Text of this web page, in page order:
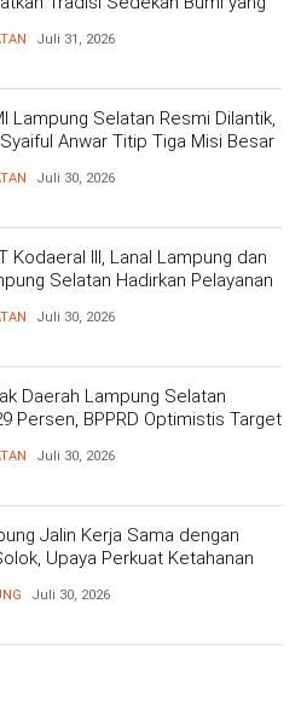
Juli 31, 2026
Lampung Selatan Resmi Dilantik,
Anwar Titip Tiga Misi Besar
Juli 30, 2026
Kodaeral III, Lanal Lampung dan
Selatan Hadirkan Pelayanan
Juli 30, 2026
Daerah Lampung Selatan
Persen, BPPRD Optimistis Target
Juli 30, 2026
Jalin Kerja Sama dengan
Upaya Perkuat Ketahanan
Juli 30, 2026